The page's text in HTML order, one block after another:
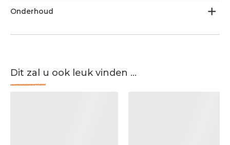
Onderhoud
Dit zal u ook leuk vinden ...